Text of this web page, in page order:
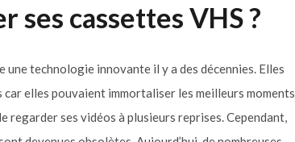
ses cassettes VHS ?
une technologie innovante il y a des décennies. Elles
elles pouvaient immortaliser les meilleurs moments
regarder ses vidéos à plusieurs reprises. Cependant,